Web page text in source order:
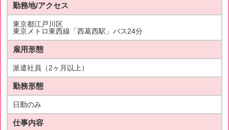
勤務地/アクセス
東京都江戸川区
東京メトロ東西線「西葛西駅」バス24分
雇用形態
派遣社員（2ヶ月以上）
勤務形態
日勤のみ
仕事内容